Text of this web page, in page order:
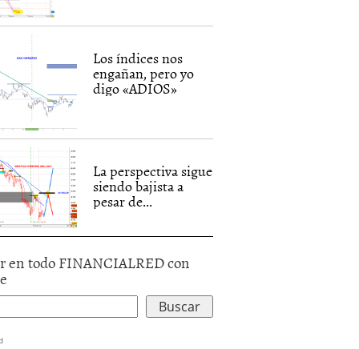
Los índices nos
engañan, pero yo
digo «ADIOS»
La perspectiva sigue
siendo bajista a
pesar de...
en todo FINANCIALRED con